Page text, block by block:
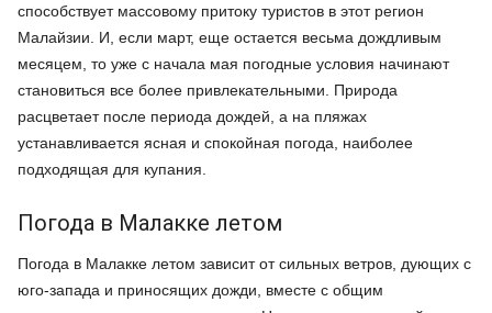
способствует массовому притоку туристов в этот регион
Малайзии. И, если март, еще остается весьма дождливым
месяцем, то уже с начала мая погодные условия начинают
становиться все более привлекательными. Природа
расцветает после периода дождей, а на пляжах
устанавливается ясная и спокойная погода, наиболее
подходящая для купания.
Погода в Малакке летом
Погода в Малакке летом зависит от сильных ветров, дующих с
юго-запада и приносящих дожди, вместе с общим